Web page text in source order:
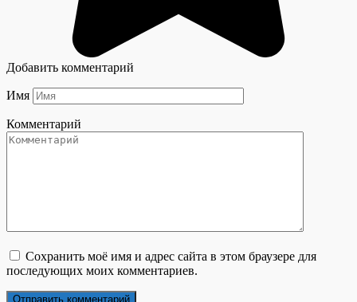
Добавить комментарий
Имя
Комментарий
Сохранить моё имя и адрес сайта в этом браузере для
последующих моих комментариев.